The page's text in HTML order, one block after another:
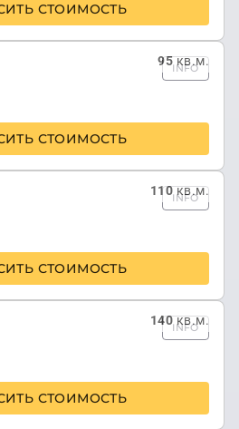
СТОИМОСТЬ
95кв.м.
INFO
СТОИМОСТЬ
110кв.м.
INFO
СТОИМОСТЬ
140кв.м.
INFO
СТОИМОСТЬ